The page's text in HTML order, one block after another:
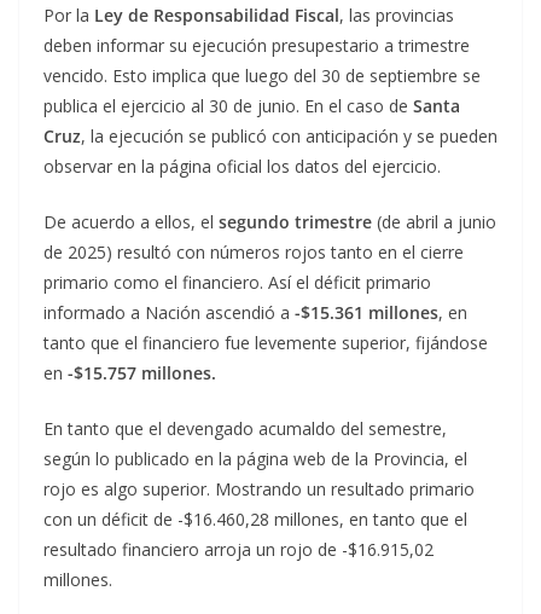
Por la Ley de Responsabilidad Fiscal, las provincias
deben informar su ejecución presupestario a trimestre
vencido. Esto implica que luego del 30 de septiembre se
publica el ejercicio al 30 de junio. En el caso de Santa
Cruz, la ejecución se publicó con anticipación y se pueden
observar en la página oficial los datos del ejercicio.
De acuerdo a ellos, el segundo trimestre (de abril a junio
de 2025) resultó con números rojos tanto en el cierre
primario como el financiero. Así el déficit primario
informado a Nación ascendió a -$15.361 millones, en
tanto que el financiero fue levemente superior, fijándose
en -$15.757 millones.
En tanto que el devengado acumaldo del semestre,
según lo publicado en la página web de la Provincia, el
rojo es algo superior. Mostrando un resultado primario
con un déficit de -$16.460,28 millones, en tanto que el
resultado financiero arroja un rojo de -$16.915,02
millones.